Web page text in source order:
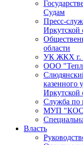
Судам
Пресс-
Иркутской
области
УК ЖКХ г.
ООО
казенного
Иркутской
Служба по
МУП
Власть